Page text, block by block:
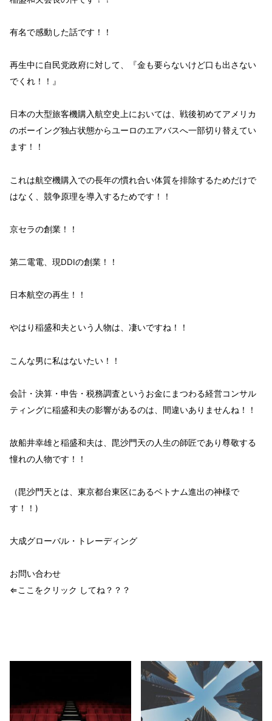
有名で感動した話です！！
再生中に自民党政府に対して、
『金も要らないけど口も出さない
でくれ！！』
日本の大型旅客機購入航空史上においては、 戦後初めてアメリカ
のボーイング独占状態からユーロのエアバスへ一部切り替え てい
ます！！
これは航空機購入での長年の慣れ合い体質を排除するためだけで
はなく、競争原理を導入するためです！！
京セラの創業！！
第二電電、現DDIの創業！！
日本航空の再生！！
やはり稲盛和夫という人物は、凄いですね！！
こんな男に私はないたい！！
会計・決算・申告・税務調査というお金にまつわる経営コンサル
ティングに稲盛和夫の影響があるのは、間違いありませんね！！
故船井幸雄と稲盛和夫は、毘沙門天の人生の師匠であり尊敬する
憧れの人物です！！
（毘沙門天とは、東京都台東区にあるベトナム進出の神様で
す！！)
大成グローバル・トレーディング
お問い合わせ
⇐ここをクリック してね？？？